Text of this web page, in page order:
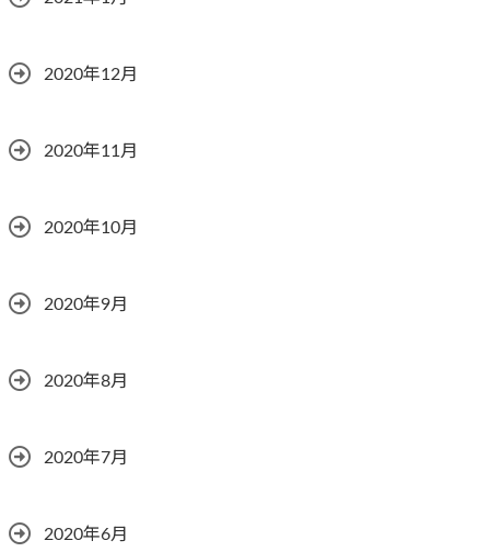
2020年12月
2020年11月
2020年10月
2020年9月
2020年8月
2020年7月
2020年6月